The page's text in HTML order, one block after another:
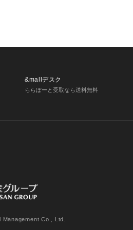
&mallデスク
ららぽーと受取なら送料無料
り扱いについて
Co., Ltd.